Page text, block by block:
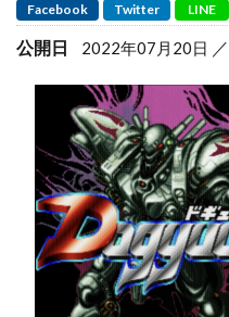
Facebook Twitter LINE
公開日 2022年07月20日